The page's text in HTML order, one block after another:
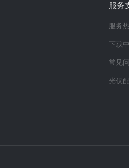
服务
服务
下载
常见
光伏